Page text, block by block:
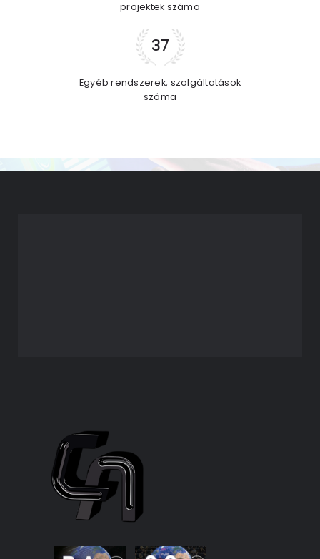
projektek száma
37
Egyéb rendszerek, szolgáltatások
száma